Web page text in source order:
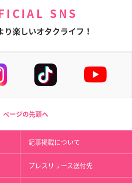
SNS
り楽しいオタクライフ！
ページの先頭へ
記事掲載について
プレスリリース送付先